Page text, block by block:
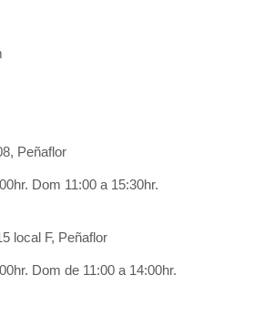
Peñaflor
Dom 11:00 a 15:30hr.
local F, Peñaflor
Dom de 11:00 a 14:00hr.